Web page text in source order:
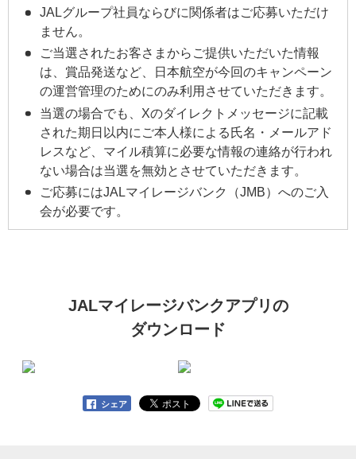
JALグループ社員ならびに関係者はご応募いただけ
ません。
ご当選されたお客さまからご提供いただいた情報
は、賞品発送など、日本航空が今回のキャンペーン
の運営管理のためにのみ利用させていただきます。
当選の場合でも、Xのダイレクトメッセージに記載
された期日以内にご本人様による氏名・メールアド
レスなど、マイル積算に必要な情報の連絡が行われ
ない場合は当選を無効とさせていただきます。
ご応募にはJALマイレージバンク（JMB）へのご入
会が必要です。
JALマイレージバンクアプリの
ダウンロード
シェア